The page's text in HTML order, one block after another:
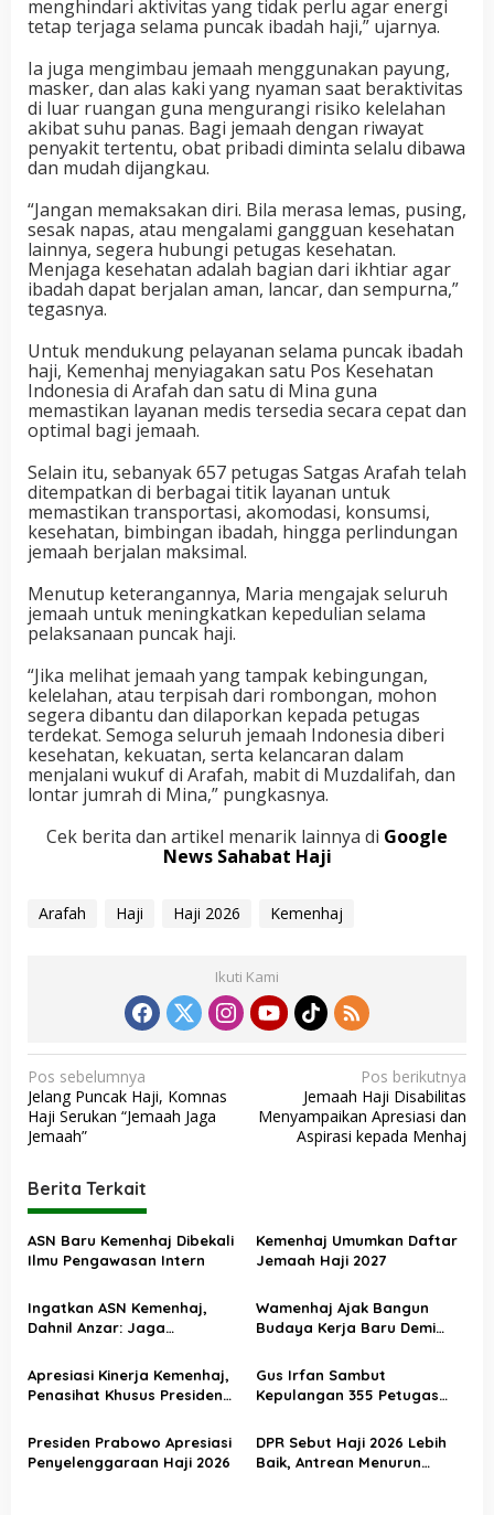
menghindari aktivitas yang tidak perlu agar energi
tetap terjaga selama puncak ibadah haji,” ujarnya.
Ia juga mengimbau jemaah menggunakan payung,
masker, dan alas kaki yang nyaman saat beraktivitas
di luar ruangan guna mengurangi risiko kelelahan
akibat suhu panas. Bagi jemaah dengan riwayat
penyakit tertentu, obat pribadi diminta selalu dibawa
dan mudah dijangkau.
“Jangan memaksakan diri. Bila merasa lemas, pusing,
sesak napas, atau mengalami gangguan kesehatan
lainnya, segera hubungi petugas kesehatan.
Menjaga kesehatan adalah bagian dari ikhtiar agar
ibadah dapat berjalan aman, lancar, dan sempurna,”
tegasnya.
Untuk mendukung pelayanan selama puncak ibadah
haji, Kemenhaj menyiagakan satu Pos Kesehatan
Indonesia di Arafah dan satu di Mina guna
memastikan layanan medis tersedia secara cepat dan
optimal bagi jemaah.
Selain itu, sebanyak 657 petugas Satgas Arafah telah
ditempatkan di berbagai titik layanan untuk
memastikan transportasi, akomodasi, konsumsi,
kesehatan, bimbingan ibadah, hingga perlindungan
jemaah berjalan maksimal.
Menutup keterangannya, Maria mengajak seluruh
jemaah untuk meningkatkan kepedulian selama
pelaksanaan puncak haji.
“Jika melihat jemaah yang tampak kebingungan,
kelelahan, atau terpisah dari rombongan, mohon
segera dibantu dan dilaporkan kepada petugas
terdekat. Semoga seluruh jemaah Indonesia diberi
kesehatan, kekuatan, serta kelancaran dalam
menjalani wukuf di Arafah, mabit di Muzdalifah, dan
lontar jumrah di Mina,” pungkasnya.
Cek berita dan artikel menarik lainnya di Google
News Sahabat Haji
Arafah Haji Haji 2026 Kemenhaj
Ikuti Kami
N
a
v
g
a
s
p
s
Pos sebelumnya
Jelang Puncak Haji, Komnas
Haji Serukan “Jemaah Jaga
Jemaah”
Pos berikutnya
Jemaah Haji Disabilitas
Menyampaikan Apresiasi dan
Aspirasi kepada Menhaj
Berita Terkait
ASN Baru Kemenhaj Dibekali
Ilmu Pengawasan Intern
Kemenhaj Umumkan Daftar
Jemaah Haji 2027
Ingatkan ASN Kemenhaj,
Dahnil Anzar: Jaga
Menjadikan Jemaah
sebagai Komoditas
Wamenhaj Ajak Bangun
Budaya Kerja Baru Demi
Jemaah
Apresiasi Kinerja Kemenhaj,
Penasihat Khusus Presiden
Penyelenggaraan Haji
Berjalan Baik
Gus Irfan Sambut
Kepulangan 355 Petugas
Presiden Prabowo Apresiasi
Penyelenggaraan Haji 2026
DPR Sebut Haji 2026 Lebih
Baik, Antrean Menurun